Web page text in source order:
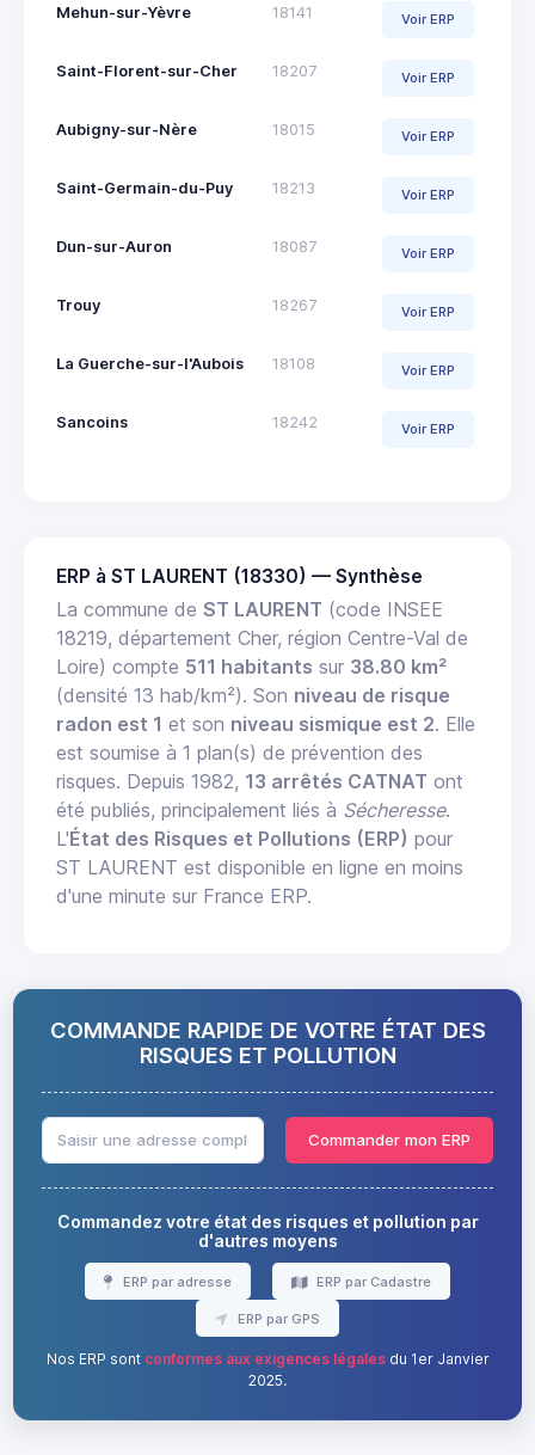
Mehun-sur-Yèvre 18141 Voir ERP
Saint-Florent-sur-Cher 18207 Voir ERP
Aubigny-sur-Nère 18015 Voir ERP
Saint-Germain-du-Puy 18213 Voir ERP
Dun-sur-Auron 18087 Voir ERP
Trouy 18267 Voir ERP
La Guerche-sur-l'Aubois 18108 Voir ERP
Sancoins 18242 Voir ERP
ERP à ST LAURENT (18330) — Synthèse
La commune de ST LAURENT (code INSEE
18219, département Cher, région Centre-Val de
Loire) compte 511 habitants sur 38.80 km²
(densité 13 hab/km²). Son niveau de risque
radon est 1 et son niveau sismique est 2. Elle
est soumise à 1 plan(s) de prévention des
risques. Depuis 1982, 13 arrêtés CATNAT ont
été publiés, principalement liés à Sécheresse.
L'État des Risques et Pollutions (ERP) pour
ST LAURENT est disponible en ligne en moins
d'une minute sur France ERP.
COMMANDE RAPIDE DE VOTRE ÉTAT DES
RISQUES ET POLLUTION
Commander mon ERP
Commandez votre état des risques et pollution par
d'autres moyens
ERP par adresse ERP par Cadastre
ERP par GPS
Nos ERP sont conformes aux exigences légalesdu 1er Janvier
2025.